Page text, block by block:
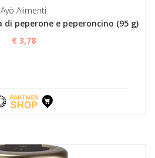
Ayò Alimenti
peperone e peperoncino (95 g)
€ 3,78